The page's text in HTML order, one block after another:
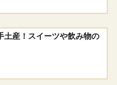
土産！スイーツや飲み物の